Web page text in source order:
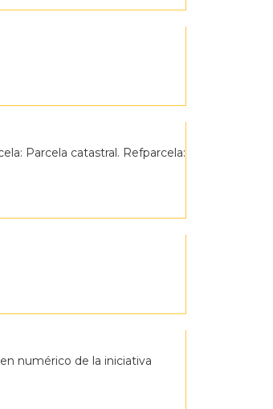
Parcela catastral. Refparcela:
numérico de la iniciativa